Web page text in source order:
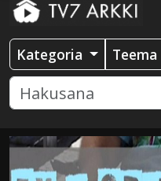
Kategoria Teema